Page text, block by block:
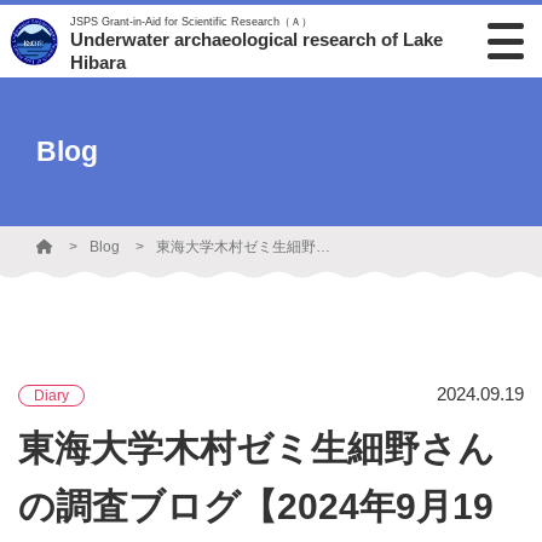
JSPS Grant-in-Aid for Scientific Research（Ａ）
Underwater archaeological research of Lake
Hibara
Blog
Blog 東海大学木村ゼミ生細野さんの調査ブログ【2024年9月19日】
Diary 2024.09.19
東海大学木村ゼミ生細野さん
の調査ブログ【2024年9月19